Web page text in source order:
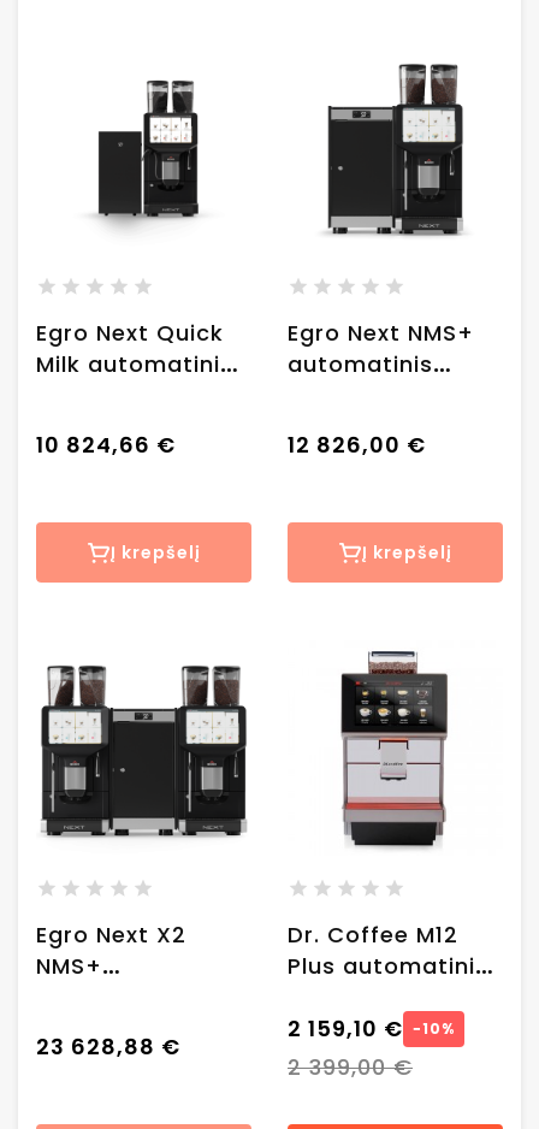
Egro Next Quick
Milk automatinis
10 824,66 €
Į krepšelį
Egro Next NMS+
automatinis
12 826,00 €
Į krepšelį
Egro Next X2
NMS+
23 628,88 €
Dr. Coffee M12
Plus automatinis
2 159,10 € −10%
2 399,00 €